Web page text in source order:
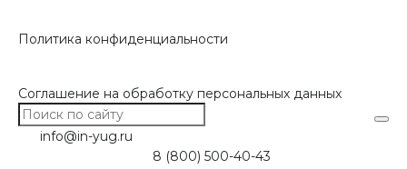
Политика конфиденциальности
Соглашение на обработку персональных данных
info@in-yug.ru
8 (800) 500-40-43